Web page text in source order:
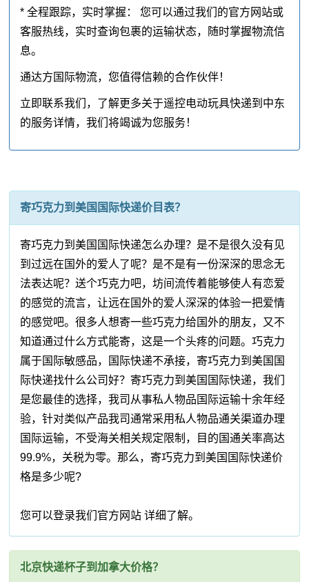
* 全程跟踪，实时掌握： 您可以通过我们的官方网站或
客服热线，实时查询包裹的运输状态，随时掌握物流信
息。
通达方国际物流，您值得信赖的合作伙伴！
立即联系我们，了解更多关于遥控电动玩具快递到中东
的服务详情，我们将竭诚为您服务！
寄巧克力到美国国际快递价目表？
寄巧克力到美国国际快递怎么办理？是不是很久没有见
到过远在国外的爱人了呢？是不是有一份深深的思念无
法表达呢？送个巧克力吧，坊间流传着能够使人有恋爱
的感觉的流言，让远在国外的爱人深深的体验一把爱情
的感觉吧。很多人想寄一些巧克力给国外的朋友，又不
知道通过什么方式能寄，这是一个头疼的问题。巧克力
属于国际敏感品，国际快递不承接，寄巧克力到美国国
际快递找什么公司好？寄巧克力到美国国际快递，我们
是您最佳的选择，我司从事私人物品国际运输十余年经
验，针对类似产品我司通常采用私人物品通关渠道办理
国际运输，不受海关相关规定限制，目的国通关率高达
99.9%，关税为零。那么，寄巧克力到美国国际快递价
格是多少呢?
您可以登录我们官方网站 详细了解。
北京快递杯子到加拿大价格？